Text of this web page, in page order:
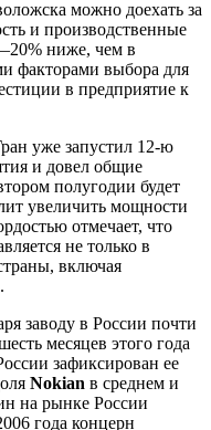
можно доехать за
и производственные
ниже, чем в
факторами выбора для
в предприятие к
уже запустил 12-ю
и довел общие
полугодии будет
увеличить мощности
отмечает, что
не только в
включая
заводу в России почти
месяцев этого года
зафиксирован ее
Nokian в среднем и
на рынке России
года концерн